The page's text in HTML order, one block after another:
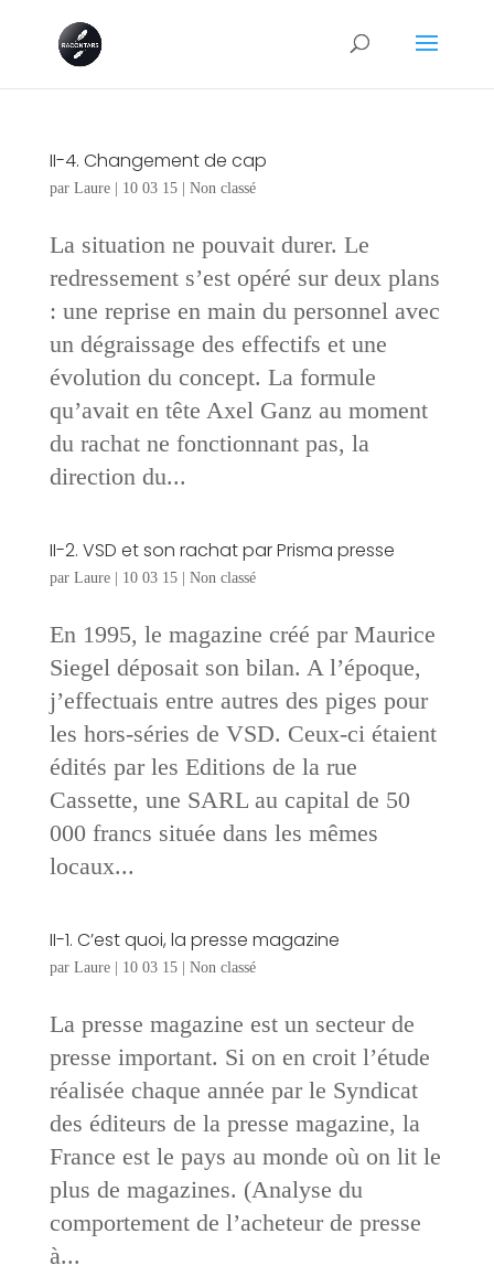
II-4. Changement de cap
par Laure| 10 03 15| Non classé
La situation ne pouvait durer. Le
redressement s’est opéré sur deux plans
: une reprise en main du personnel avec
un dégraissage des effectifs et une
évolution du concept. La formule
qu’avait en tête Axel Ganz au moment
du rachat ne fonctionnant pas, la
direction du...
II-2. VSD et son rachat par Prisma presse
par Laure| 10 03 15| Non classé
En 1995, le magazine créé par Maurice
Siegel déposait son bilan. A l’époque,
j’effectuais entre autres des piges pour
les hors-séries de VSD. Ceux-ci étaient
édités par les Editions de la rue
Cassette, une SARL au capital de 50
000 francs située dans les mêmes
locaux...
II-1. C’est quoi, la presse magazine
par Laure| 10 03 15| Non classé
La presse magazine est un secteur de
presse important. Si on en croit l’étude
réalisée chaque année par le Syndicat
des éditeurs de la presse magazine, la
France est le pays au monde où on lit le
plus de magazines. (Analyse du
comportement de l’acheteur de presse
à...